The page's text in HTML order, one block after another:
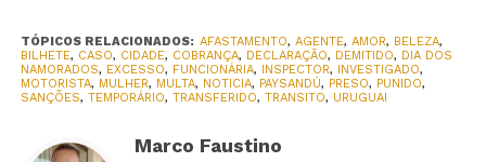
TÓPICOS RELACIONADOS: AFASTAMENTO, AGENTE, AMOR, BELEZA,
BILHETE, CASO, CIDADE, COBRANÇA, DECLARAÇÃO, DEMITIDO, DIA DOS
NAMORADOS, EXCESSO, FUNCIONÁRIA, INSPECTOR, INVESTIGADO,
MOTORISTA, MULHER, MULTA, NOTICIA, PAYSANDÚ, PRESO, PUNIDO,
SANÇÕES, TEMPORÁRIO, TRANSFERIDO, TRANSITO, URUGUAI
Marco Faustino